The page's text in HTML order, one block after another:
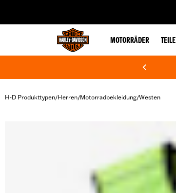
MOTORRÄDER TEILE
H-D Produkttypen/Herren/Motorradbekleidung/Westen